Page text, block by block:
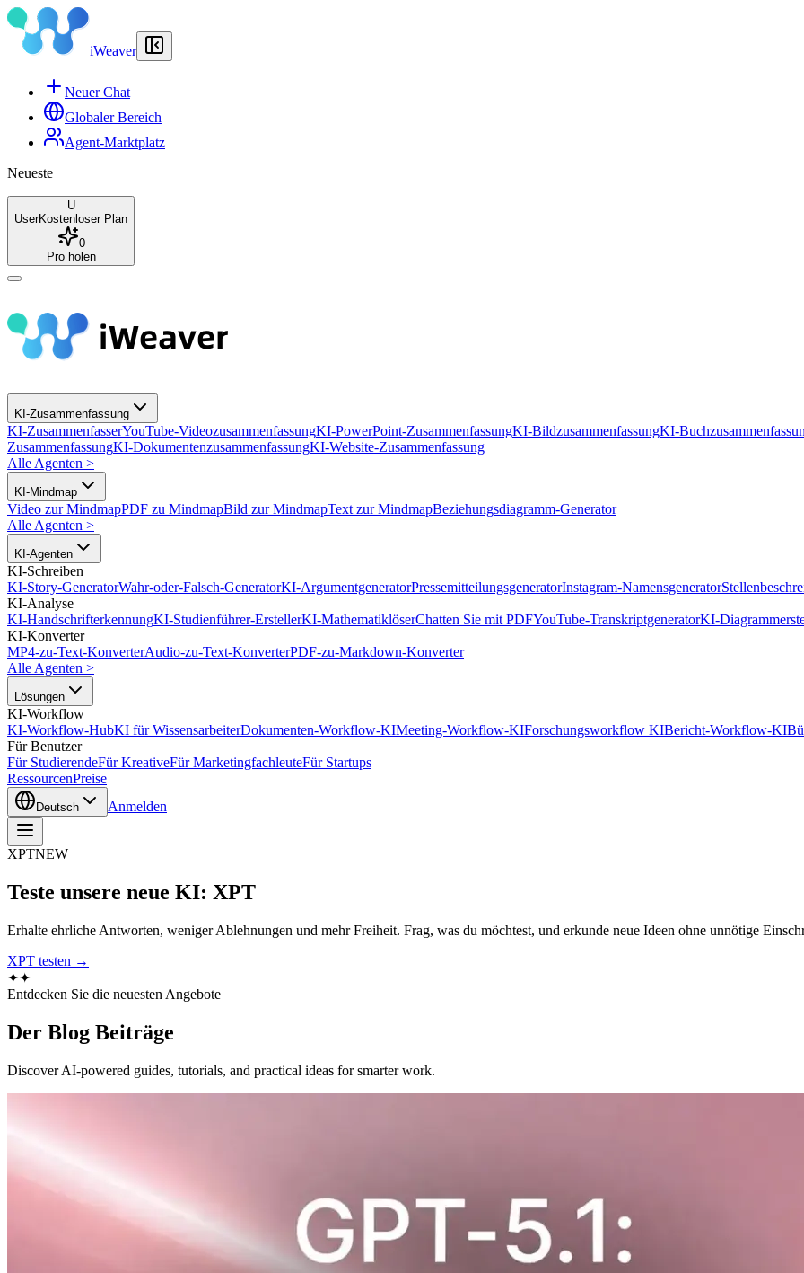
iWeaver
Neuer Chat
Globaler Bereich
Agent-Marktplatz
Neueste
U
UserKostenloser Plan
0
Pro holen
KI-Zusammenfassung
KI-ZusammenfasserYouTube-VideozusammenfassungKI-PowerPoint-ZusammenfassungKI-BildzusammenfassungKI-
ZusammenfassungKI-DokumentenzusammenfassungKI-Website-Zusammenfassung
Alle Agenten >
KI-Mindmap
Video zur MindmapPDF zu MindmapBild zur MindmapText zur MindmapBeziehungsdiagramm-Generator
Alle Agenten >
KI-Agenten
KI-Schreiben
KI-Story-GeneratorWahr-oder-Falsch-GeneratorKI-ArgumentgeneratorPressemitteilungsgeneratorInstagram-Namensgenerator
KI-Analyse
KI-HandschrifterkennungKI-Studienführer-ErstellerKI-MathematiklöserChatten Sie mit PDFYouTube-TranskriptgeneratorKI-
KI-Konverter
MP4-zu-Text-KonverterAudio-zu-Text-KonverterPDF-zu-Markdown-Konverter
Alle Agenten >
Lösungen
KI-Workflow
KI-Workflow-HubKI für WissensarbeiterDokumenten-Workflow-KIMeeting-Workflow-KIForschungsworkflow KIBericht-Workflow-KI
Für Benutzer
Für StudierendeFür KreativeFür MarketingfachleuteFür Startups
RessourcenPreise
Deutsch Anmelden
XPTNEW
Teste unsere neue KI: XPT
Erhalte ehrliche Antworten, weniger Ablehnungen und mehr Freiheit. Frag, was du möchtest, und erkunde neue Ideen ohne unnötige
XPT testen →
✦✦
Entdecken Sie die neuesten Angebote
Der Blog Beiträge
Discover AI-powered guides, tutorials, and practical ideas for smarter work.